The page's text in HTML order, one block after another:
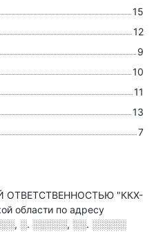
15
12
9
10
11
13
7
"ККХ-
области по адресу
░. ░░░░░, ░░. ░░░░░